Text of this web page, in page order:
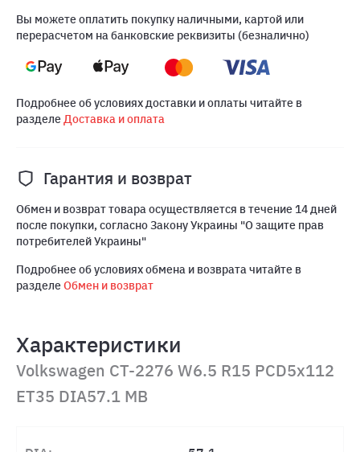
Вы можете оплатить покупку наличными, картой или
перерасчетом на банковские реквизиты (безналично)
Подробнее об условиях доставки и оплаты читайте в
разделеДоставка и оплата
Гарантия и возврат
Обмен и возврат товара осуществляется в течение 14 дней
после покупки, согласно Закону Украины "О защите прав
потребителей Украины"
Подробнее об условиях обмена и возврата читайте в
разделеОбмен и возврат
Характеристики
Volkswagen CT-2276 W6.5 R15 PCD5x112
ET35 DIA57.1 MB